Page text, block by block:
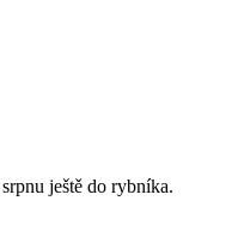
ještě do rybníka.